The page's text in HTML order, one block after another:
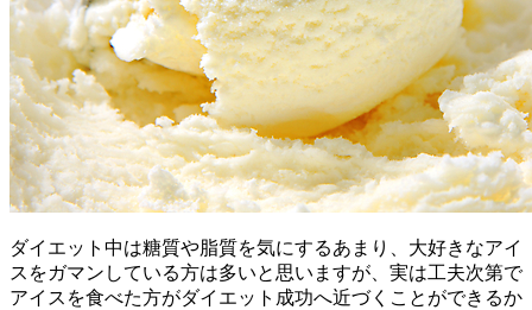
ダイエット中は糖質や脂質を気にするあまり、大好きなアイ
スをガマンしている方は多いと思いますが、実は工夫次第で
アイスを食べた方がダイエット成功へ近づくことができるか